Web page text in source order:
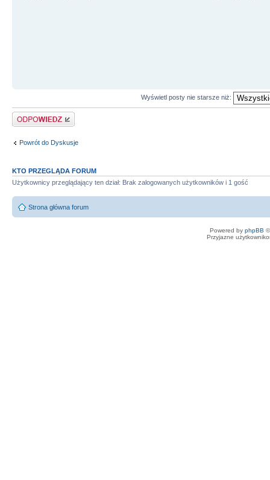
Wyświetl posty nie starsze niż:
Odpowiedz
Powrót do Dyskusje
KTO PRZEGLĄDA FORUM
Użytkownicy przeglądający ten dział: Brak zalogowanych użytkowników i 1 gość
Strona główna forum
Powered by phpBB
Przyjazne